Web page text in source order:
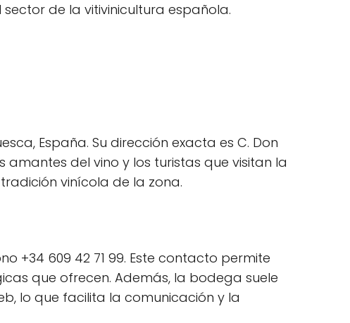
de la vitivinicultura española.
España. Su dirección exacta es C. Don
del vino y los turistas que visitan la
vinícola de la zona.
+34 609 42 71 99. Este contacto permite
que ofrecen. Además, la bodega suele
lo que facilita la comunicación y la